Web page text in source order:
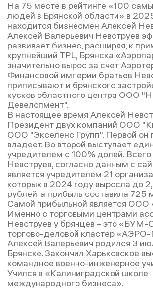
На 75 месте в рейтинге «100
людей в Брянской области» в
находится бизнесмен Алексей
Алексей Валерьевич Невструев
развивает бизнес, расширяя, к
крупнейший ТРЦ Брянска
значительно вырос за счет
Финансовой империи братьев
приписывают и брянского
кусков областного центра ООО
Девелопмент".
В настоящее время Алексей
Президент двух компаний ООО
ООО "Экселенс Групп". Первой он
владеет. Во второй выступает
учредителем с 100% долей.
Невструев, согласно данным с
является учредителем 21
которых в 2024 году выросла до
рублей, а прибыль составила 725
Самой прибыльной является ООО
Именно с торговыми центрами
Невструев у брянцев – это «БУМ-
торгово-деловой кластер
Алексей Валерьевич родился 3
Брянске. Закончил Харьковское
командное военно-инженерное
Учился в «Калиниградской школе
международного бизнеса».